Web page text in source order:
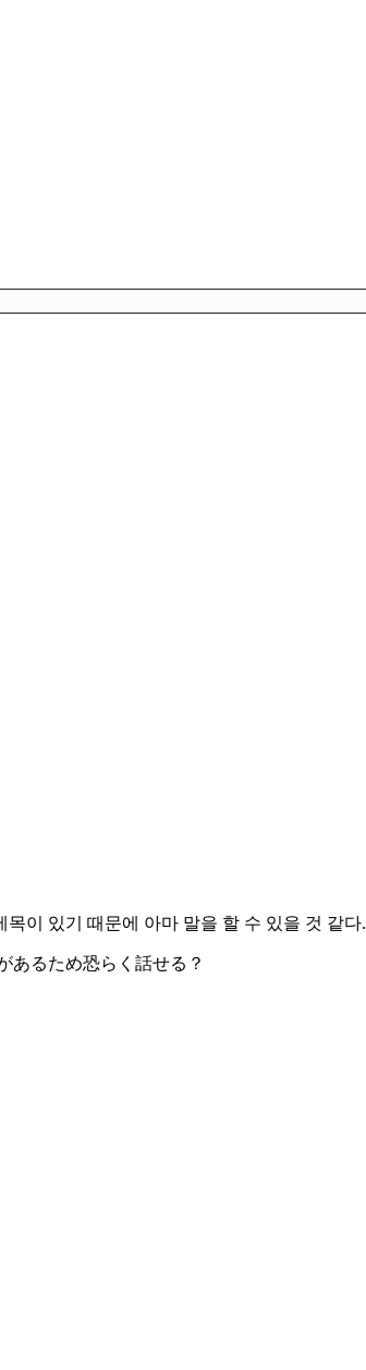
이 있기 때문에 아마 말을 할 수 있을 것 같다.
あるため恐らく話せる？